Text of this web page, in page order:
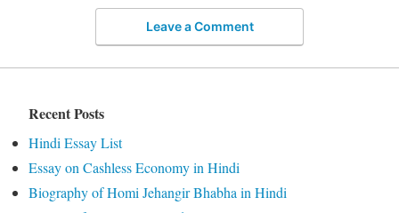
Leave a Comment
Recent Posts
Hindi Essay List
Essay on Cashless Economy in Hindi
Biography of Homi Jehangir Bhabha in Hindi